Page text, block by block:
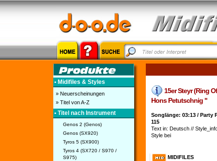
• Midifiles & Styles
» Neuerscheinungen
» Titel von A-Z
• Titel nach Instrument
Genos 2 (Genos)
Genos (SX920)
Tyros 5 (SX900)
Tyros 4 (SX720 / S970 /
S975)
15er Steyr (Ring
Hons Petutschnig "
Songlänge: 03:13 / Party
115
Text in: Deutsch //
Style bei
MIDIFILES